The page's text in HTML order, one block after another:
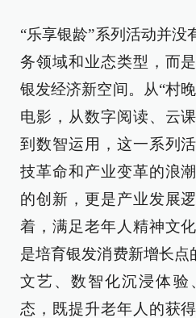
“乐享银龄”系列活动并没
务领域和业态类型，而
银发经济新空间。从“村
电影，从数字阅读、云
到数智运用，这一系列
技革命和产业变革的浪
的创新，更是产业发展
着，满足老年人精神文
是培育银发消费新增长点
文艺、数智化沉浸体验
态，既提升老年人的获